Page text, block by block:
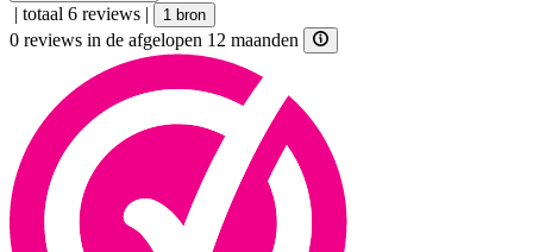
| totaal 6 reviews | 1 bron
0 reviews in de afgelopen 12 maanden